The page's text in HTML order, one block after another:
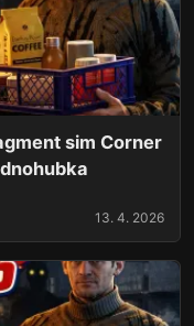
sim Corner
13. 4. 2026